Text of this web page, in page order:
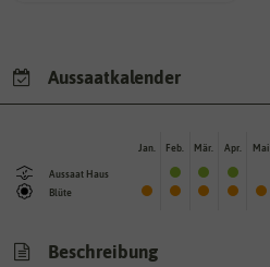
Aussaatkalender
Aussaat Haus
Blüte
Jan. Feb. Mär. Apr. Mai
Beschreibung